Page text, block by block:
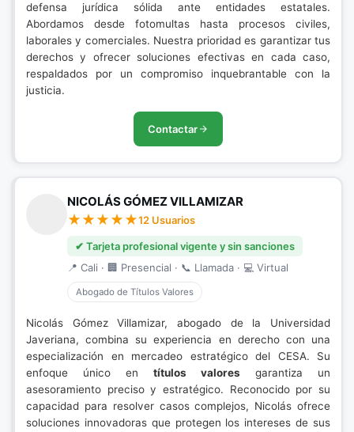
defensa jurídica sólida ante entidades estatales.
Abordamos desde fotomultas hasta procesos civiles,
laborales y comerciales. Nuestra prioridad es garantizar tus
derechos y ofrecer soluciones efectivas en cada caso,
respaldados por un compromiso inquebrantable con la
justicia.
Contactar
NICOLÁS GÓMEZ VILLAMIZAR
12 Usuarios
✔ Tarjeta profesional vigente y sin sanciones
📍 Cali · 🏢 Presencial · 📞 Llamada · 💻 Virtual
Abogado de Títulos Valores
Nicolás Gómez Villamizar, abogado de la Universidad
Javeriana, combina su experiencia en derecho con una
especialización en mercadeo estratégico del CESA. Su
enfoque único en títulos valores garantiza un
asesoramiento preciso y estratégico. Reconocido por su
capacidad para resolver casos complejos, Nicolás ofrece
soluciones innovadoras que protegen los intereses de sus